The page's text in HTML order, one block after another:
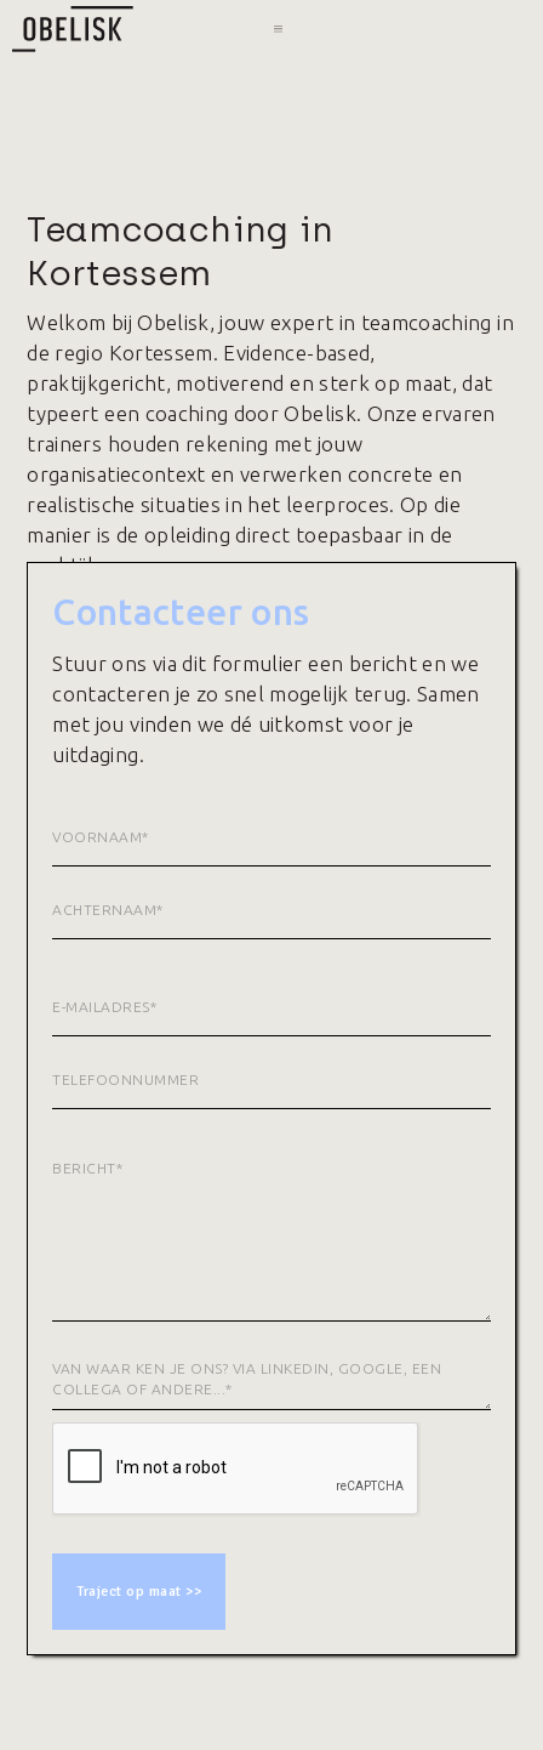
Teamcoaching in
Kortessem
Welkom bij Obelisk, jouw expert in teamcoaching in
de regio Kortessem. Evidence-based,
praktijkgericht, motiverend en sterk op maat, dat
typeert een coaching door Obelisk. Onze ervaren
trainers houden rekening met jouw
organisatiecontext en verwerken concrete en
realistische situaties in het leerproces. Op die
manier is de opleiding direct toepasbaar in de
praktijk.
Contacteer ons
Stuur ons via dit formulier een bericht en we
contacteren je zo snel mogelijk terug. Samen
met jou vinden we dé uitkomst voor je
uitdaging.